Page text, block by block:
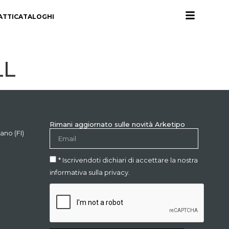
CATALOGHI
(FI)
Rimani aggiornato sulle novità Arketipo
* Iscrivendoti dichiari di accettare la nostra
informativa sulla privacy.